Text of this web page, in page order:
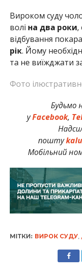
Вироком суду
волі на два роки,
відбування
рік. Йому
та не виїжджати
Фото
Будьмо
уFacebook,
пошту
Мобільний
МІТКИ: ВИРОК СУДУ,